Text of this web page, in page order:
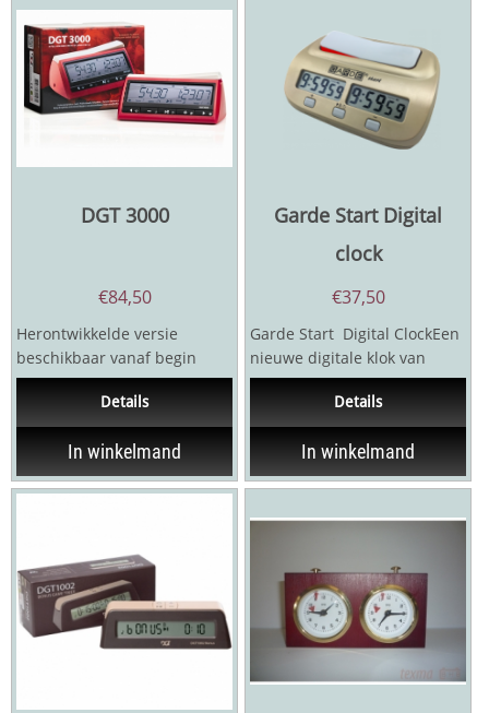
DGT 3000
€84,50
Herontwikkelde versie
beschikbaar vanaf begin
2023 Na het wereldwijde
succes van DGT XL...
Details
In winkelmand
Garde Start Digital
clock
€37,50
Garde Start Digital ClockEen
nieuwe digitale klok van
Garde de erkende...
Details
In winkelmand